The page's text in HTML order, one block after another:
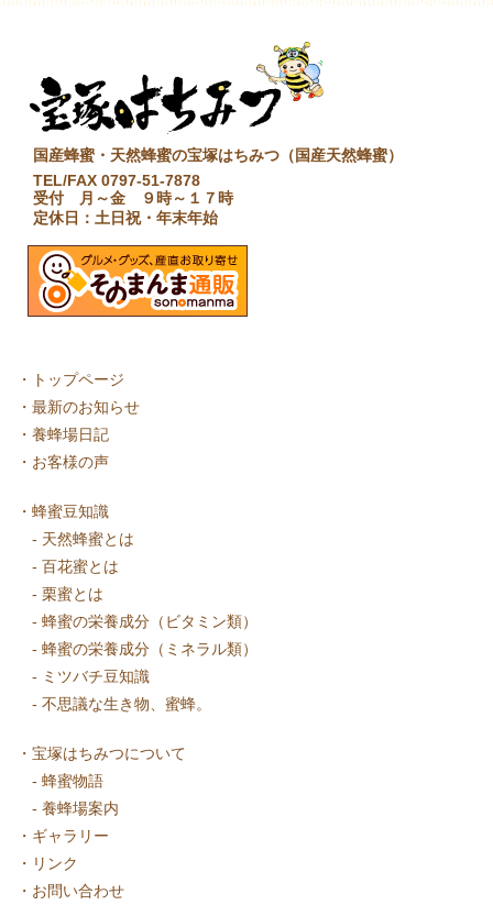
国産蜂蜜・天然蜂蜜の宝塚はちみつ（国産天然蜂蜜）
TEL/FAX 0797-51-7878
受付 月～金 ９時～１７時
定休日：土日祝・年末年始
・
トップページ
・ 最新のお知らせ
・ 養蜂場日記
・ お客様の声
・ 蜂蜜豆知識
- 天然蜂蜜とは
- 百花蜜とは
- 栗蜜とは
- 蜂蜜の栄養成分（ビタミン類）
- 蜂蜜の栄養成分（ミネラル類）
- ミツバチ豆知識
- 不思議な生き物、蜜蜂。
・ 宝塚はちみつについて
- 蜂蜜物語
- 養蜂場案内
・ ギャラリー
・ リンク
・ お問い合わせ